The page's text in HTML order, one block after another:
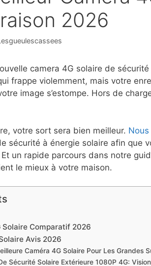
2026
camera 4G solaire de
frappe violemment, mais votre
image s’estompe. Hors de
votre sort sera bien meilleur. Nous
sécurité à énergie solaire afin que
un rapide parcours dans notre
le mieux à votre maison.
Solaire Comparatif 2026
Avis 2026
Caméra 4G Solaire Pour Les Grandes
Sécurité Solaire Extérieure 1080P 4G: